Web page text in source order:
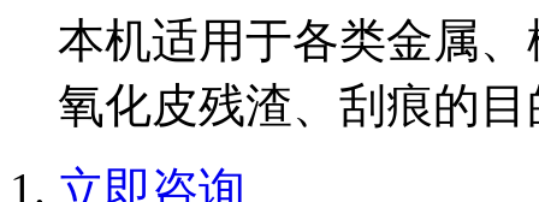
本机适用于各类金属
氧化皮残渣、刮痕的
立即咨询